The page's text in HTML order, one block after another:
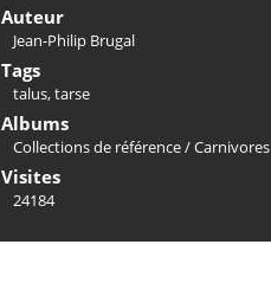
Auteur
Jean-Philip Brugal
Tags
talus,tarse
Albums
Collections de référence/Carnivores
Visites
24184